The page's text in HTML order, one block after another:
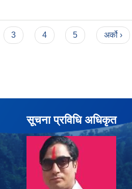
3 4 5 अर्को ›
सूचना प्रविधि अधिकृत